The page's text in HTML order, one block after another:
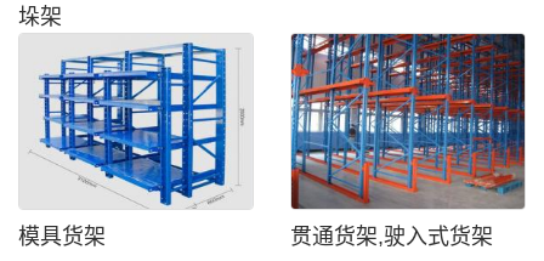
垛架
模具货架 贯通货架,驶入式货架